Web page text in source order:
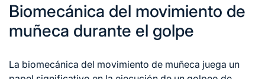
Biomecánica del movimiento de
muñeca durante el golpe
La biomecánica del movimiento de muñeca juega un